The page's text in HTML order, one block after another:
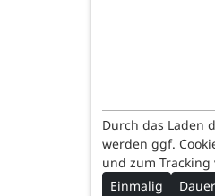
Durch das Laden
werden ggf.
und zum Tracking
Einmalig